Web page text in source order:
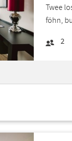
Twee
föhn,
2